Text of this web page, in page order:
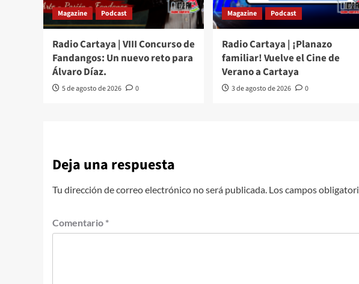
Magazine Podcast
Radio Cartaya | VIII Concurso de
Fandangos: Un nuevo reto para
Álvaro Díaz.
5 de agosto de 2026 0
Magazine Podcast
Radio Cartaya | ¡Planazo
familiar! Vuelve el Cine de
Verano a Cartaya
3 de agosto de 2026 0
Deja una respuesta
Tu dirección de correo electrónico no será publicada. Los campos
Comentario *